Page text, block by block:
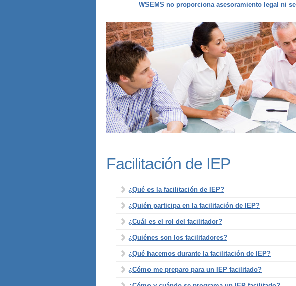
WSEMS no proporciona asesoramiento legal ni
Facilitación de IEP
¿Qué es la facilitación de IEP?
¿Quién participa en la facilitación de IEP?
¿Cuál es el rol del facilitador?
¿Quiénes son los facilitadores?
¿Qué hacemos durante la facilitación de IEP?
¿Cómo me preparo para un IEP facilitado?